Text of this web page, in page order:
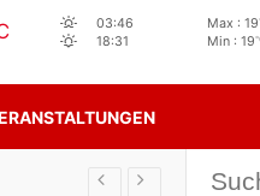
03:46
18:31
Max : 19
Min : 19